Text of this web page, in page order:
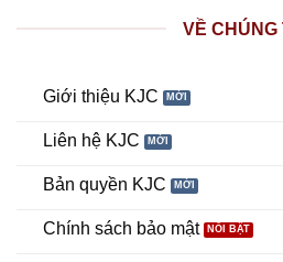
VỀ CHÚNG
Giới thiệu KJC
Liên hệ KJC
Bản quyền KJC
Chính sách bảo mật